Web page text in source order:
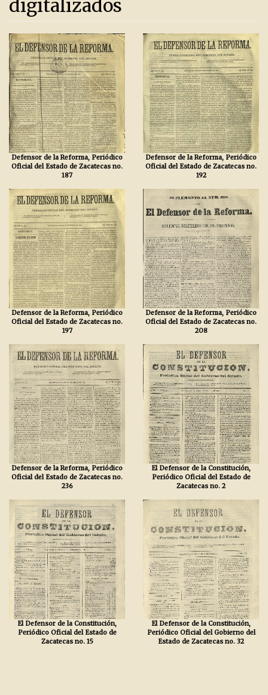
digitalizados
Defensor de la Reforma, Periódico
Oficial del Estado de Zacatecas no.
187
Defensor de la Reforma, Periódico
Oficial del Estado de Zacatecas no.
192
Defensor de la Reforma, Periódico
Oficial del Estado de Zacatecas no.
197
Defensor de la Reforma, Periódico
Oficial del Estado de Zacatecas no.
208
Defensor de la Reforma, Periódico
Oficial del Estado de Zacatecas no.
236
El Defensor de la Constitución,
Periódico Oficial del Estado de
Zacatecas no. 2
El Defensor de la Constitución,
Periódico Oficial del Estado de
Zacatecas no. 15
El Defensor de la Constitución,
Periódico Oficial del Gobierno del
Estado de Zacatecas no. 32